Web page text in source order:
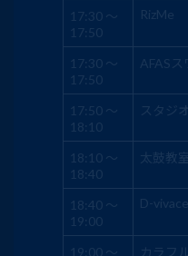
17:30 ～
17:50
RizMe
17:30 ～
17:50
AFAS
17:50 ～
18:10
スタジ
18:10 ～
18:40
太鼓教
18:40 ～
19:00
D-vivace
19:00 ～
カラフ